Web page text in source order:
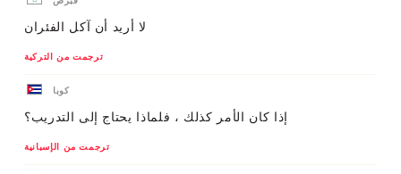
لا أريد أن آكل الفئران
ترجمت من التركية
كوبا
إذا كان الأمر كذلك ، فلماذا يحتاج إلى التدريب؟
ترجمت من الإسبانية